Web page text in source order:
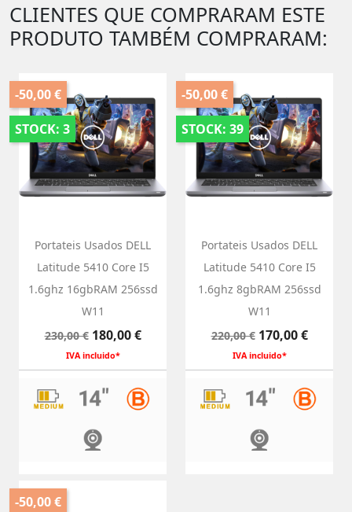
CLIENTES QUE COMPRARAM ESTE
PRODUTO TAMBÉM COMPRARAM:
-50,00 €
STOCK: 3
Portateis Usados DELL
Latitude 5410 Core I5
1.6ghz 16gbRAM 256ssd
W11
Preço
normal
230,00 € Preço
180,00 €
IVA incluido*
-50,00 €
STOCK: 39
Portateis Usados DELL
Latitude 5410 Core I5
1.6ghz 8gbRAM 256ssd
W11
Preço
normal
220,00 € Preço
170,00 €
IVA incluido*
-50,00 €